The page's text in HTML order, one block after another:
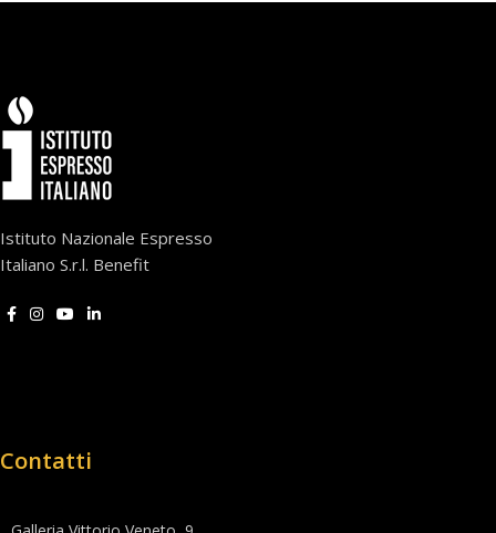
Istituto Nazionale Espresso
Italiano S.r.l. Benefit
Contatti